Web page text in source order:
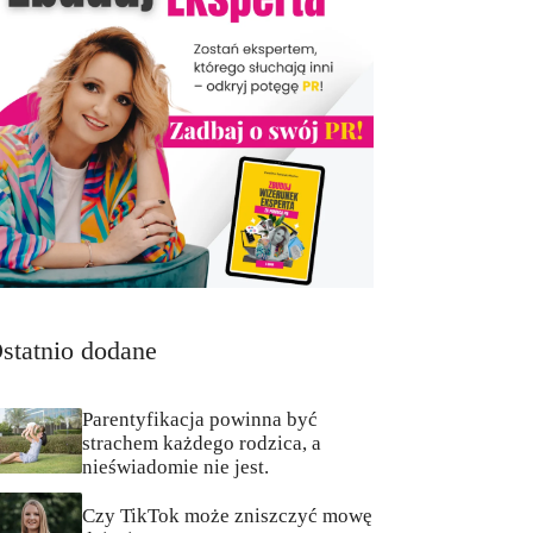
dodane
Parentyfikacja powinna być
strachem każdego rodzica, a
nieświadomie nie jest.
Czy TikTok może zniszczyć mowę